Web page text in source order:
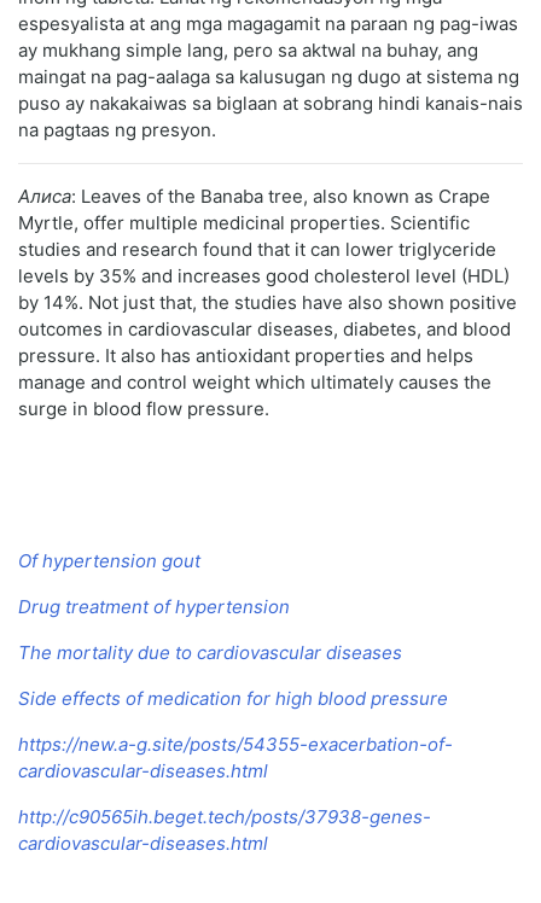
espesyalista at ang mga magagamit na paraan ng pag-iwas
ay mukhang simple lang, pero sa aktwal na buhay, ang
maingat na pag-aalaga sa kalusugan ng dugo at sistema ng
puso ay nakakaiwas sa biglaan at sobrang hindi kanais-nais
na pagtaas ng presyon.
Алиса: Leaves of the Banaba tree, also known as Crape
Myrtle, offer multiple medicinal properties. Scientific
studies and research found that it can lower triglyceride
levels by 35% and increases good cholesterol level (HDL)
by 14%. Not just that, the studies have also shown positive
outcomes in cardiovascular diseases, diabetes, and blood
pressure. It also has antioxidant properties and helps
manage and control weight which ultimately causes the
surge in blood flow pressure.
Of hypertension gout
Drug treatment of hypertension
The mortality due to cardiovascular diseases
Side effects of medication for high blood pressure
https://new.a-g.site/posts/54355-exacerbation-of-
cardiovascular-diseases.html
http://c90565ih.beget.tech/posts/37938-genes-
cardiovascular-diseases.html